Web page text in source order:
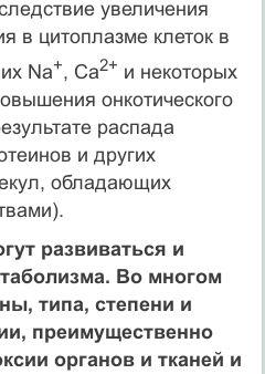
увеличения
в цитоплазме клеток в
Na+, Ca2+ и некоторых
онкотического
распада
и других
обладающих
развиваться и
Во многом
типа, степени и
преимущественно
органов и тканей и